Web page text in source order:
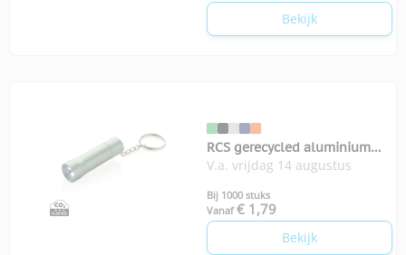
Bekijk
RCS gerecycled aluminium
sleutelhanger zaklamp Flash
V.a. vrijdag 14 augustus
Bij 1000 stuks
Vanaf € 1,79
Bekijk